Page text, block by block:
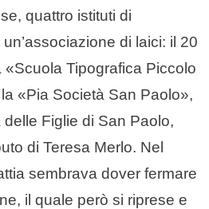
quattro istituti di
di laici: il 20
Tipografica Piccolo
«Pia Società San Paolo»,
Figlie di San Paolo,
di Teresa Merlo. Nel
sembrava dover fermare
il quale però si riprese e